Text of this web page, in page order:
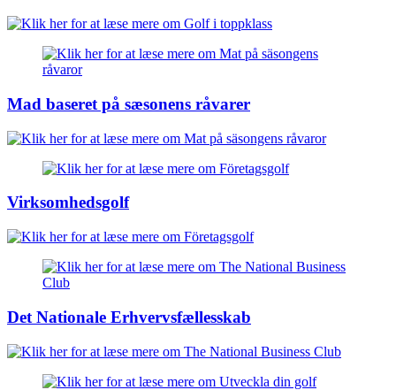
Mad baseret på sæsonens råvarer
Virksomhedsgolf
Det Nationale Erhvervsfællesskab